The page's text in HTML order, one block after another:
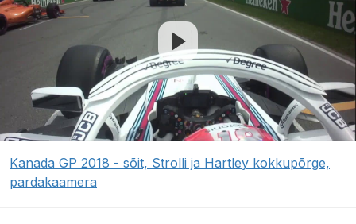
Kanada GP 2018 - sõit, Strolli ja Hartley kokkupõrge,
pardakaamera